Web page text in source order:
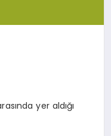
yer aldığı